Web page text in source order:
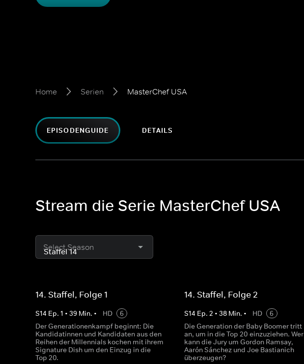
Home Serien MasterChef USA
EPISODENGUIDE DETAILS
Stream die Serie MasterChef USA
Select Season
14. Staffel, Folge 1
S14 Ep. 1 • 39 Min. • HD
6
Der Generationenkampf beginnt: Die
Kandidatinnen und Kandidaten aus den
Reihen der Millennials kochen mit ihrem
Signature Dish um den Einzug in die
Top 20.
14. Staffel, Folge 2
S14 Ep.2 •38 Min. • HD
6
Die Generation der Baby Boomer tritt
an, um in die Top 20 einzuziehen. Wer
kann die Jury um Gordon Ramsay,
Aarón Sánchez und Joe Bastianich
überzeugen?